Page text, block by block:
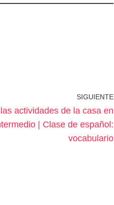
SIGUIENTE
actividades de la casa en
| Clase de español:
vocabulario